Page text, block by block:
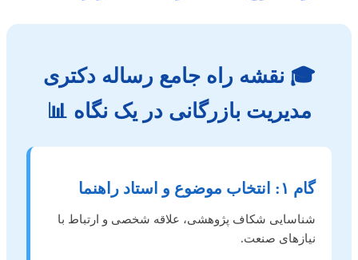
🎓 نقشه راه جامع رساله دکتری
مدیریت بازرگانی در یک نگاه 📊
گام ۱: انتخاب موضوع و استاد راهنما
شناسایی شکاف پژوهشی، علاقه شخصی و ارتباط با
نیازهای صنعت.